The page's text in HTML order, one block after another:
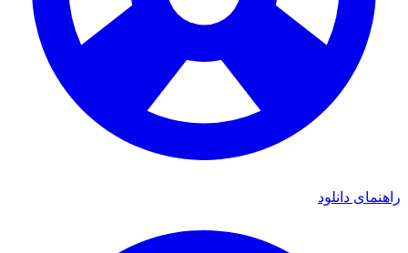
دانلود